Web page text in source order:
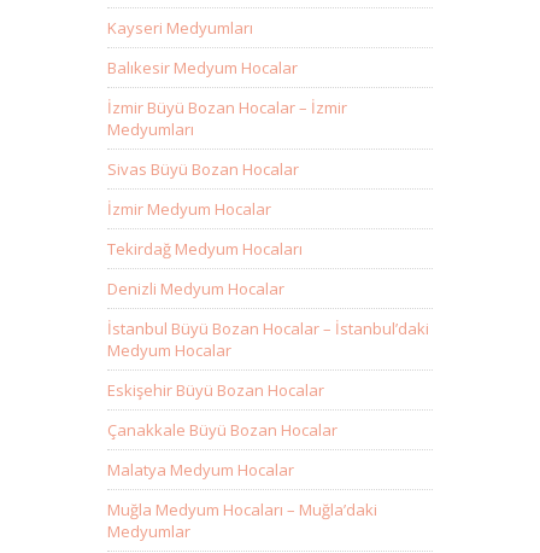
Kayseri Medyumları
Balıkesir Medyum Hocalar
İzmir Büyü Bozan Hocalar – İzmir
Medyumları
Sivas Büyü Bozan Hocalar
İzmir Medyum Hocalar
Tekirdağ Medyum Hocaları
Denizli Medyum Hocalar
İstanbul Büyü Bozan Hocalar – İstanbul’daki
Medyum Hocalar
Eskişehir Büyü Bozan Hocalar
Çanakkale Büyü Bozan Hocalar
Malatya Medyum Hocalar
Muğla Medyum Hocaları – Muğla’daki
Medyumlar